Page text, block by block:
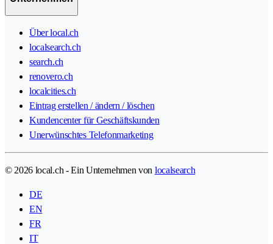
Über local.ch
localsearch.ch
search.ch
renovero.ch
localcities.ch
Eintrag erstellen / ändern / löschen
Kundencenter für Geschäftskunden
Unerwünschtes Telefonmarketing
© 2026 local.ch - Ein Unternehmen von localsearch
DE
EN
FR
IT